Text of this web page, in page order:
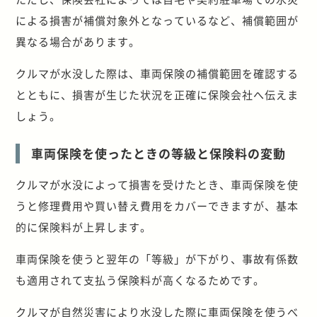
による損害が補償対象外となっているなど、補償範囲が
異なる場合があります。
クルマが水没した際は、車両保険の補償範囲を確認する
とともに、損害が生じた状況を正確に保険会社へ伝えま
しょう。
車両保険を使ったときの等級と保険料の変動
クルマが水没によって損害を受けたとき、車両保険を使
うと修理費用や買い替え費用をカバーできますが、基本
的に保険料が上昇します。
車両保険を使うと翌年の「等級」が下がり、事故有係数
も適用されて支払う保険料が高くなるためです。
クルマが自然災害により水没した際に車両保険を使うべ